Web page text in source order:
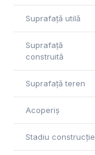
Suprafață utilă
Suprafață
construită
Suprafață teren
Acoperiș
Stadiu construcție